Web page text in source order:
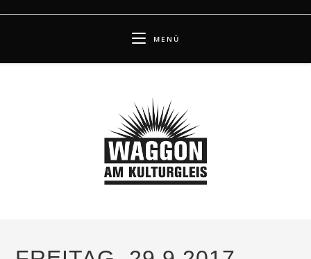
MENÜ